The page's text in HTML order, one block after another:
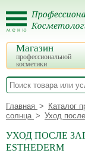
Магазин
профессиональной
косметики
Главная Каталог
солнца
Уход
УХОД ПОСЛЕ
ESTHEDERM